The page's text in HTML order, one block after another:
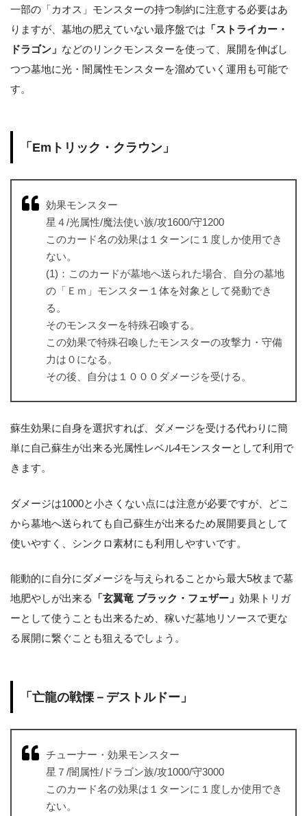
一部の「カオス」モンスターの持つ制約に注意する必要はあ
りますが、墓地の肥えていない最序盤では 「ストライカー・
ドラゴン」 などのリンクモンスターを使って、展開を伸ばし
つつ墓地に光・闇属性モンスターを溜めていく運用も可能で
す。
「Emトリック・クラウン」
効果モンスター
星４/光属性/魔法使い族/攻1600/守1200
このカード名の効果は１ターンに１度しか使用でき
ない。
(1)：このカードが墓地へ送られた場合、自分の墓地
の「Ｅｍ」モンスター１体を対象として発動でき
る。
そのモンスターを特殊召喚する。
この効果で特殊召喚したモンスターの攻撃力・守備
力は０になる。
その後、自分は１０００ダメージを受ける。
蘇生効果に自身を選択すれば、ダメージを受ける代わりに簡
単に自己蘇生が出来る光属性レベル4モンスターとして利用で
きます。
ダメージは1000と小さくない点には注意が必要ですが、どこ
から墓地へ送られても自己蘇生が出来るため展開要員として
使いやすく、シンクロ素材にも利用しやすいです。
能動的に自分にダメージを与えられることから最大5枚まで墓
地肥やしが出来る
「玄翼竜 ブラック・フェザー」 効果トリガ
ーとして使うことも出来るため、稼いだ墓地リソースで更な
る展開に繋ぐことも狙えるでしょう。
「亡龍の戦慄－デストルドー」
チューナー・効果モンスター
星７/闇属性/ドラゴン族/攻1000/守3000
このカード名の効果は１ターンに１度しか使用でき
ない。